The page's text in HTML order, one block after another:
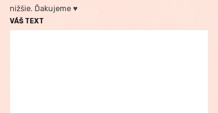
nižšie. Ďakujeme ♥
VÁŠ TEXT